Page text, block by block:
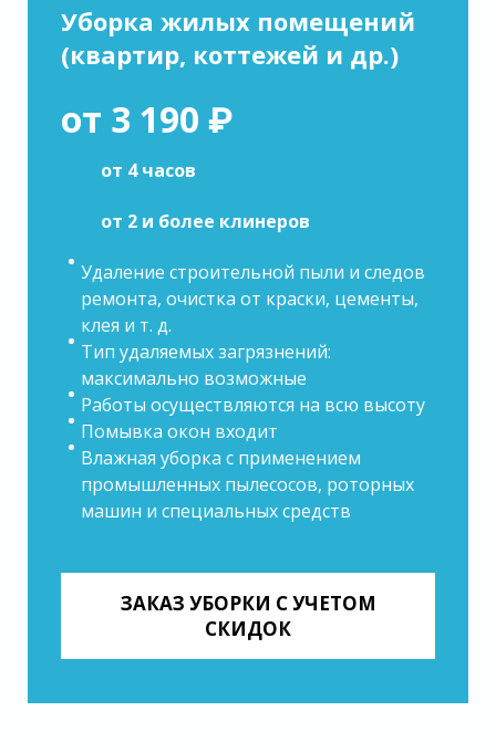
Уборка жилых помещений
(квартир, коттежей и др.)
от 3 190 ₽
от 4 часов
от 2 и более клинеров
Удаление строительной пыли и следов
ремонта, очистка от краски, цементы,
клея и т. д.
Тип удаляемых загрязнений:
максимально возможные
Работы осуществляются на всю высоту
Помывка окон входит
Влажная уборка с применением
промышленных пылесосов, роторных
машин и специальных средств
ЗАКАЗ УБОРКИ С УЧЕТОМ
СКИДОК